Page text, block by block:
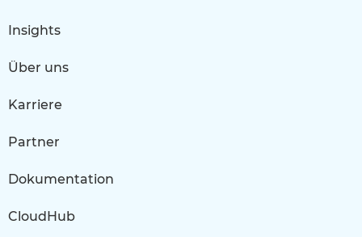
Insights
Über uns
Karriere
Partner
Dokumentation
CloudHub